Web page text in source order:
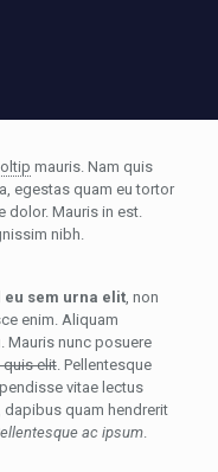
mauris. Nam quis
egestas quam eu tortor
dolor. Mauris in est.
nibh.
eu sem urna elit, non
enim. Aliquam
Mauris nunc posuere
elit. Pellentesque
vitae lectus
dapibus quam hendrerit
ac ipsum.